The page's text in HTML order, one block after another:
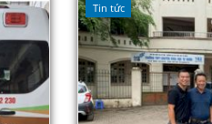
Tin tức